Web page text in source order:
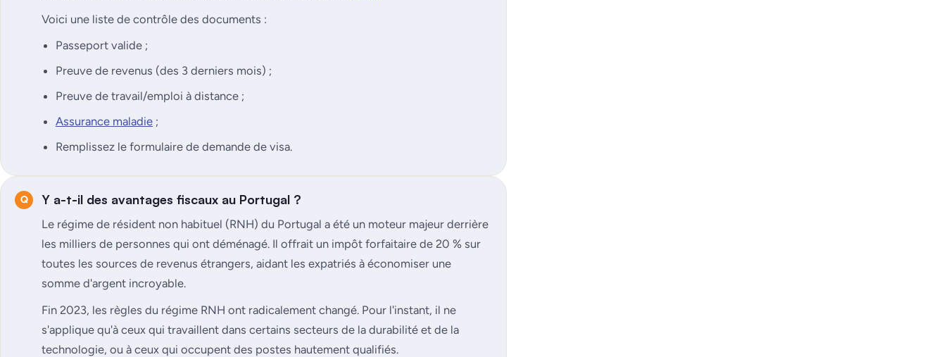
Voici une liste de contrôle des documents :
Passeport valide ;
Preuve de revenus (des 3 derniers mois) ;
Preuve de travail/emploi à distance ;
Assurance maladie ;
Remplissez le formulaire de demande de visa.
Y a-t-il des avantages fiscaux au Portugal ?
Le régime de résident non habituel (RNH) du Portugal a été un moteur majeur derrière
les milliers de personnes qui ont déménagé. Il offrait un impôt forfaitaire de 20 % sur
toutes les sources de revenus étrangers, aidant les expatriés à économiser une
somme d'argent incroyable.
Fin 2023, les règles du régime RNH ont radicalement changé. Pour l'instant, il ne
s'applique qu'à ceux qui travaillent dans certains secteurs de la durabilité et de la
technologie, ou à ceux qui occupent des postes hautement qualifiés.